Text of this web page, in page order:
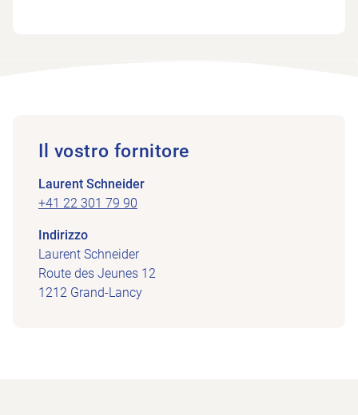
Il vostro fornitore
Laurent Schneider
+41 22 301 79 90
Indirizzo
Laurent Schneider
Route des Jeunes 12
1212 Grand-Lancy